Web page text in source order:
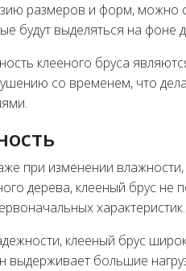
размеров и форм, можно
будут выделяться на фоне
клееного бруса
со временем, что
при изменении
дерева, клееный брус не
характеристик.
клееный брус
выдерживает большие